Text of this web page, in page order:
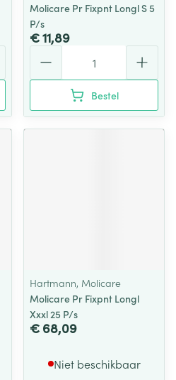
Molicare Pr Fixpnt Longl S 5
P/s
€ 11,89
Bestel
Hartmann, Molicare
Molicare Pr Fixpnt Longl
Xxxl 25 P/s
€ 68,09
Niet beschikbaar